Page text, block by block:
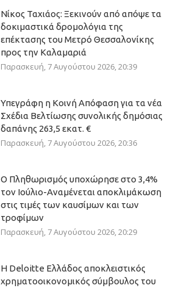
Νίκος Ταχιάος: Ξεκινούν από απόψε τα
δοκιμαστικά δρομολόγια της
επέκτασης του Μετρό Θεσσαλονίκης
προς την Καλαμαριά
Παρασκευή, 7 Αυγούστου 2026, 20:39
Υπεγράφη η Κοινή Απόφαση για τα νέα
Σχέδια Βελτίωσης συνολικής δημόσιας
δαπάνης 263,5 εκατ. €
Παρασκευή, 7 Αυγούστου 2026, 20:36
Ο Πληθωρισμός υποχώρησε στο 3,4%
τον Ιούλιο-Αναμένεται αποκλιμάκωση
στις τιμές των καυσίμων και των
τροφίμων
Παρασκευή, 7 Αυγούστου 2026, 20:29
Η Deloitte Ελλάδος αποκλειστικός
χρηματοοικονομικός σύμβουλος του